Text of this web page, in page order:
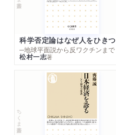
─地球平面説から反ワクチンまで
松村一志著
ちくま新書